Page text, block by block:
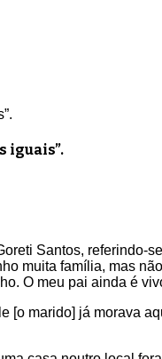
iguais”.
Santos, referindo-
muita família, mas
O meu pai ainda é
[o marido] já morava